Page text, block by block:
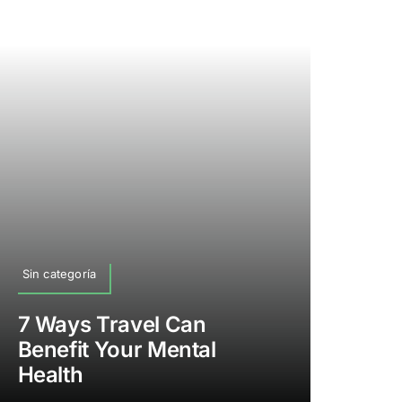
Sin categoría
7 Ways Travel Can
Benefit Your Mental
Health